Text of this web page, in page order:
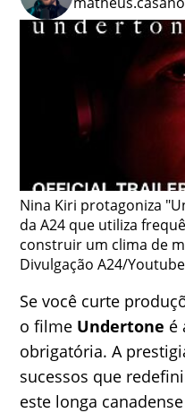
Nina Kiri protagoniza
da A24 que utiliza
construir um clima de
Divulgação A24/
Se você curte
o filme Undertone é
obrigatória. A
sucessos que
este longa